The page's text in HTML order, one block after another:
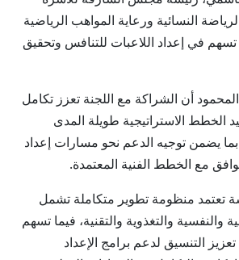
النسائية ورعاية المواهب الرياضية
تسهم في إعداد اللاعبات للتنافس وتحقيق
أن الشراكة مع اللجنة تعزز تكامل
الخطط الاستراتيجية طويلة المدى
بما يضمن توجيه الدعم نحو مسارات إعداد
مع الخطط الفنية المعتمدة.
تعتمد منظومة تطوير متكاملة تشمل
والنفسية والتغذوية والتقنية، فيما تسهم
التنسيق لدعم برامج الإعداد